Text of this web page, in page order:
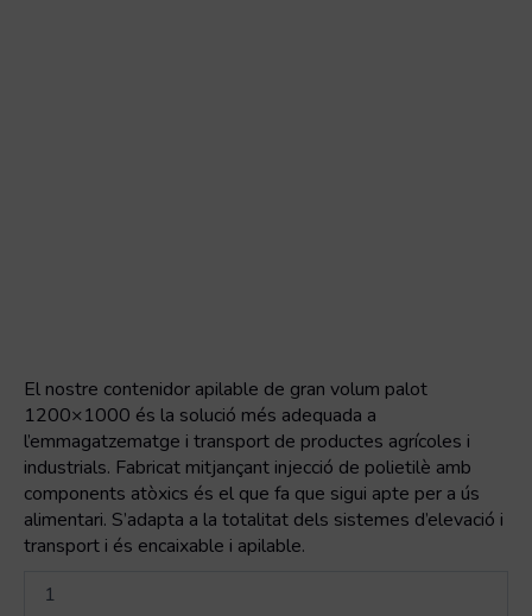
El nostre contenidor apilable de gran volum palot
1200×1000 és la solució més adequada a
l’emmagatzematge i transport de productes agrícoles i
industrials. Fabricat mitjançant injecció de polietilè amb
components atòxics és el que fa que sigui apte per a ús
alimentari. S’adapta a la totalitat dels sistemes d’elevació i
transport i és encaixable i apilable.